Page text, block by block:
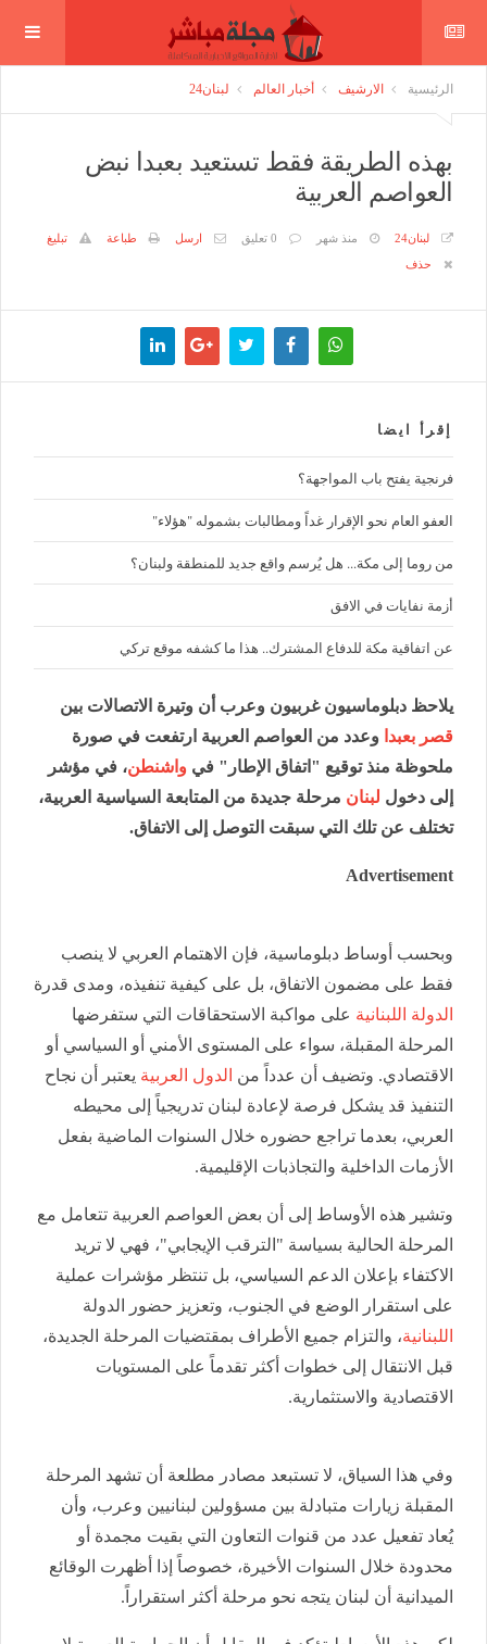
الرئيسية الارشيف أخبار العالم لبنان24
بهذه الطريقة فقط تستعيد بعبدا نبض
العواصم العربية
لبنان24 منذ شهر 0 تعليق ارسل طباعة
تبليغ
حذف
إقرأ ايضا
فرنجية يفتح باب المواجهة؟
العفو العام نحو الإقرار غداً ومطالبات بشموله "هؤلاء"
من روما إلى مكة... هل يُرسم واقع جديد للمنطقة ولبنان؟
أزمة نفايات في الافق
عن اتفاقية مكة للدفاع المشترك.. هذا ما كشفه موقع تركي
يلاحظ دبلوماسيون غربيون وعرب أن وتيرة الاتصالات بين
قصر بعبدا وعدد من العواصم العربية ارتفعت في صورة
ملحوظة منذ توقيع "اتفاق الإطار" في واشنطن، في مؤشر
إلى دخول لبنان مرحلة جديدة من المتابعة السياسية العربية،
تختلف عن تلك التي سبقت التوصل إلى الاتفاق.
Advertisement
وبحسب أوساط دبلوماسية، فإن الاهتمام العربي لا ينصب
فقط على مضمون الاتفاق، بل على كيفية تنفيذه، ومدى قدرة
الدولة اللبنانية على مواكبة الاستحقاقات التي ستفرضها
المرحلة المقبلة، سواء على المستوى الأمني أو السياسي أو
الاقتصادي. وتضيف أن عدداً من الدول العربية يعتبر أن نجاح
التنفيذ قد يشكل فرصة لإعادة لبنان تدريجياً إلى محيطه
العربي، بعدما تراجع حضوره خلال السنوات الماضية بفعل
الأزمات الداخلية والتجاذبات الإقليمية.
وتشير هذه الأوساط إلى أن بعض العواصم العربية تتعامل مع
المرحلة الحالية بسياسة "الترقب الإيجابي"، فهي لا تريد
الاكتفاء بإعلان الدعم السياسي، بل تنتظر مؤشرات عملية
على استقرار الوضع في الجنوب، وتعزيز حضور الدولة
اللبنانية، والتزام جميع الأطراف بمقتضيات المرحلة الجديدة،
قبل الانتقال إلى خطوات أكثر تقدماً على المستويات
الاقتصادية والاستثمارية.
وفي هذا السياق، لا تستبعد مصادر مطلعة أن تشهد المرحلة
المقبلة زيارات متبادلة بين مسؤولين لبنانيين وعرب، وأن
يُعاد تفعيل عدد من قنوات التعاون التي بقيت مجمدة أو
محدودة خلال السنوات الأخيرة، خصوصاً إذا أظهرت الوقائع
الميدانية أن لبنان يتجه نحو مرحلة أكثر استقراراً.